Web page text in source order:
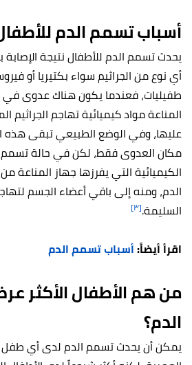
أسباب تسمم الدم
يحدث تسمم الدم للأطفال نتيجة
أي نوع من الجراثيم سواء بكتيريا أو
طفيليات، فعندما يكون هناك عدوى في
المناعة مواد كيميائية تهاجم
عليها، وفي الوضع الطبيعي تبقى هذه
مكان العدوى فقط، لكن في حالة تسمم
الكيميائية التي يفرزها جهاز المناعة
الدم، ومنه إلى باقي أعضاء الجسم
السليمة.[٣]
اقرأ أيضاً:أسباب تسمم الدم
من هم الأطفال الأكثر
الدم؟
يمكن أن يحدث تسمم الدم لدى أي طفل